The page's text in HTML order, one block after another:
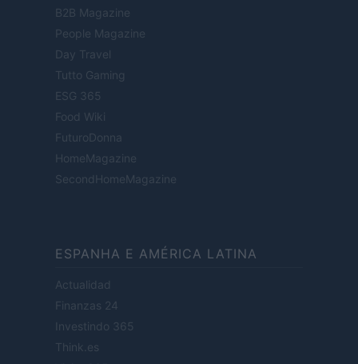
B2B Magazine
People Magazine
Day Travel
Tutto Gaming
ESG 365
Food Wiki
FuturoDonna
HomeMagazine
SecondHomeMagazine
ESPANHA E AMÉRICA LATINA
Actualidad
Finanzas 24
Investindo 365
Think.es